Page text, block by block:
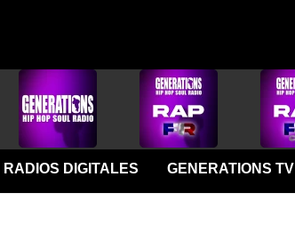
RADIOS DIGITALES GENERATIONS TV